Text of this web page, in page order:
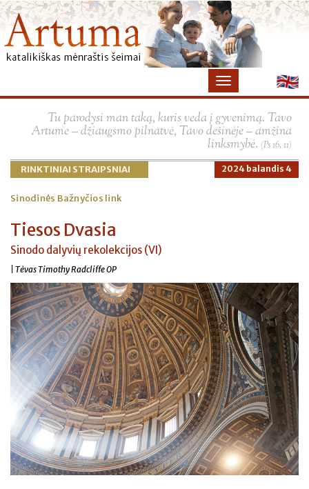
Tu parodysi man taką, kuris veda į gyvenimą. Tavo
Artume – džiaugsmo pilnatvė, Tavo dešinėje – amžina
linksmybė. (Ps 16, 11)
RINKTINIAI STRAIPSNIAI 2024 balandis 4
Sinodinės Bažnyčios link
Tiesos Dvasia
Sinodo dalyvių rekolekcijos (VI)
| Tėvas Timothy Radcliffe OP